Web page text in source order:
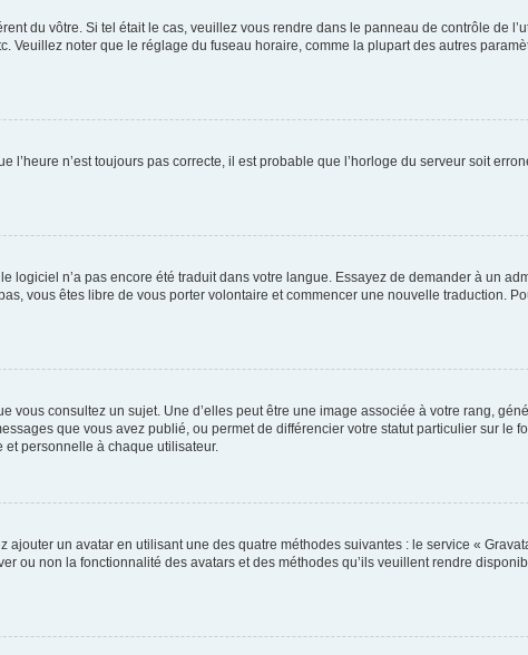
du vôtre. Si tel était le cas, veuillez vous rendre dans le panneau de contrôle de
Veuillez noter que le réglage du fuseau horaire, comme la plupart des autres
l’heure n’est toujours pas correcte, il est probable que l’horloge du serveur soit
logiciel n’a pas encore été traduit dans votre langue. Essayez de demander à un
vous êtes libre de vous porter volontaire et commencer une nouvelle traduction.
vous consultez un sujet. Une d’elles peut être une image associée à votre rang,
que vous avez publié, ou permet de différencier votre statut particulier sur le
personnelle à chaque utilisateur.
un avatar en utilisant une des quatre méthodes suivantes : le service «
ou non la fonctionnalité des avatars et des méthodes qu’ils veuillent rendre